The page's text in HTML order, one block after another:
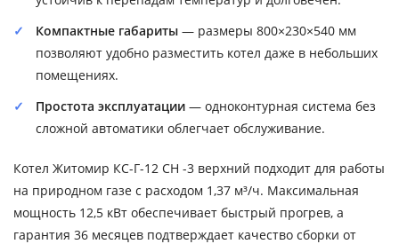
Компактные габариты — размеры 800×230×540 мм
позволяют удобно разместить котел даже в небольших
помещениях.
Простота эксплуатации — одноконтурная система без
сложной автоматики облегчает обслуживание.
Котел Житомир КС-Г-12 СН -3 верхний подходит для работы
на природном газе с расходом 1,37 м³/ч. Максимальная
мощность 12,5 кВт обеспечивает быстрый прогрев, а
гарантия 36 месяцев подтверждает качество сборки от